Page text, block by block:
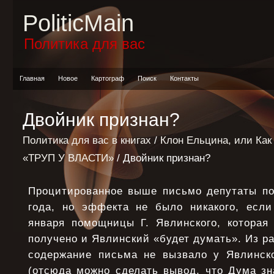
PoliticMain
Политика для вас
Главная Новое Картограф Поиск Контакты
Двойник признан?
Политика для вас в книгах / Клон Ельцина, или
«ТРУП У ВЛАСТИ»/ Двойник признан?
Процитированное выше письмо депутаты
года, но эффекта не было никакого,
января помощницы Г. Явлинского,
получено и Явлинский «будет думать». Из
содержание письма не вызвало у
(отсюда можно сделать вывод, что Дума